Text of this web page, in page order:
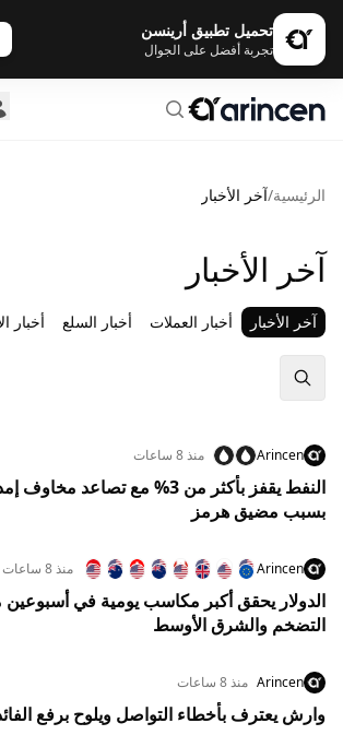
تحميل تطبيق أرينسن
تجربة أفضل على الجوال
الرئيسية/آخر الأخبار
آخر الأخبار
آخر الأخبار أخبار العملات أخبار السلع أخبار
Arincen منذ 8 ساعات
النفط يقفز بأكثر من 3% مع تصاعد
بسبب مضيق هرمز
Arincen منذ 8 ساعات
الدولار يحقق أكبر مكاسب يومية في
التضخم والشرق الأوسط
Arincen منذ 8 ساعات
وارش يعترف بأخطاء التواصل ويلوح برفع